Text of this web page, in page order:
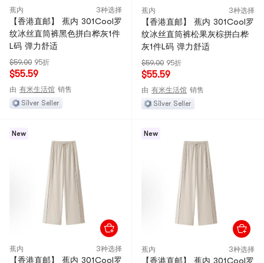
蕉内 3种选择
【香港直邮】 蕉内 301Cool罗
纹冰丝直筒裤黑色拼白桦灰1件
L码 弹力舒适
$59.00 95折
$55.59
由 有米生活馆 销售
Silver Seller
蕉内 3种选择
【香港直邮】 蕉内 301Cool罗
纹冰丝直筒裤松果灰棕拼白桦
灰1件L码 弹力舒适
$59.00 95折
$55.59
由 有米生活馆 销售
Silver Seller
New
蕉内 3种选择
【香港直邮】 蕉内 301Cool罗
New
蕉内 3种选择
【香港直邮】 蕉内 301Cool罗